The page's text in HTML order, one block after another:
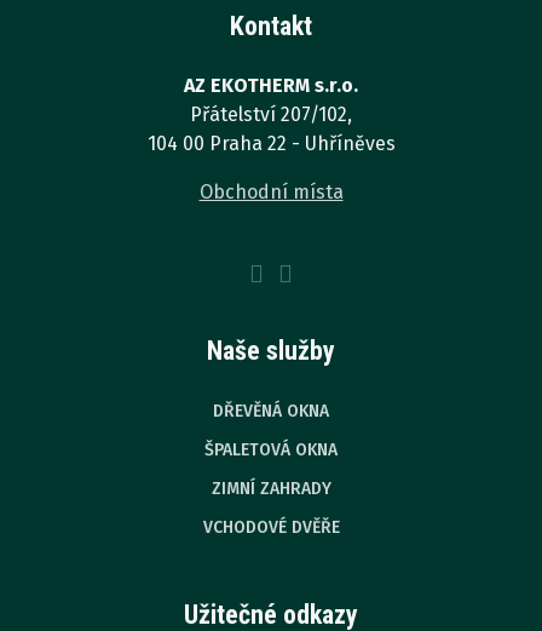
Kontakt
AZ EKOTHERM s.r.o.
Přátelství 207/102,
104 00 Praha 22 - Uhříněves
Obchodní místa
Naše služby
DŘEVĚNÁ OKNA
ŠPALETOVÁ OKNA
ZIMNÍ ZAHRADY
VCHODOVÉ DVĚŘE
Užitečné odkazy